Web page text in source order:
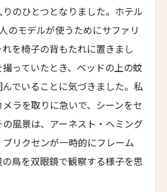
イベートホテル
・コーブズ
シンガポール
のひとつとなりました。ホテル
のモデルが使うためにサファリ
を椅子の背もたれに置きまし
っていたとき、ベッドの上の蚊
でいることに気づきました。私
ラを取りに急いで、シーンをセ
風景は、アーネスト・ヘミング
リクセンが一時的にフレーム
鳥を双眼鏡で観察する様子を思